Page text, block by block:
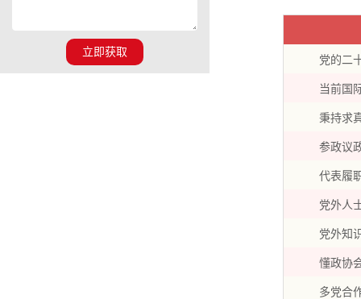
立即获取
党的二
当前国
秉持求
参政议
代表履
党外人
党外知
懂政协
多党合